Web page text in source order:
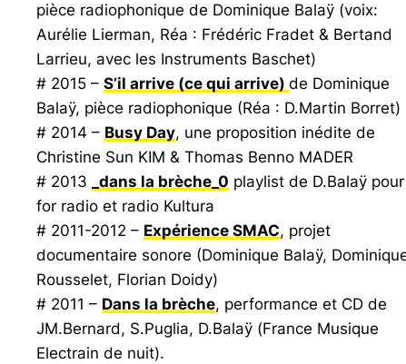
pièce radiophonique de Dominique Balaÿ (voix:
Aurélie Lierman, Réa : Frédéric Fradet & Bertand
Larrieu, avec les Instruments Baschet)
# 2015 – S’il arrive (ce qui arrive) de Dominique
Balaÿ, pièce radiophonique (Réa : D.Martin Borret)
# 2014 – Busy Day, une proposition inédite de
Christine Sun KIM & Thomas Benno MADER
# 2013
_dans la brèche_0 playlist de D.Balaÿ
for radio et radio Kultura
# 2011-2012 – Expérience SMAC, projet
documentaire sonore (Dominique Balaÿ,
Rousselet, Florian Doidy)
# 2011 – Dans la brèche, performance et CD de
JM.Bernard, S.Puglia, D.Balaÿ (France Musique
Electrain de nuit).